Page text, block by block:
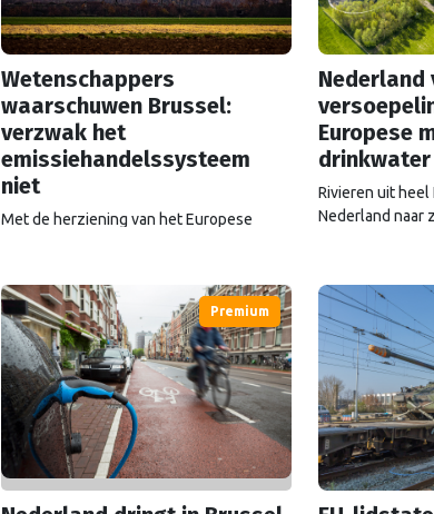
Wetenschappers
waarschuwen Brussel:
verzwak het
emissiehandelssysteem
niet
Met de herziening van het Europese
‘koolstoftaks’. Zal ETS versoepeld
worden? Als het aan wetenschappers ligt,
is dat een grove fout.
Nederland
Europese
drinkwater
Rivieren uit
Nederland naar
Nederlandse
moeten oplossen.
Premium